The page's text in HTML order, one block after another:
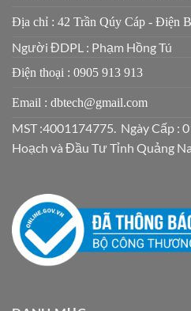
Địa chỉ : 42 Trần Qúy Cáp - Điện
Người ĐDPL : Phạm Hồng Tú
Điện thoại : 0905 913 913
Email : dbtech@gmail.com
MST :4001174775. Ngày Cấp :
Hoạch và Đầu Tư Tỉnh Quảng